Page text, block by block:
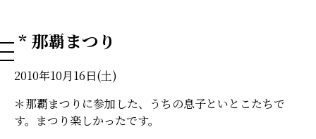
NAHA DOG GROOMING SCHOOL
* 那覇まつり
2010年10月16日(土)
＊那覇まつりに参加した、うちの息子といとこたちで
す。まつり楽しかったです。